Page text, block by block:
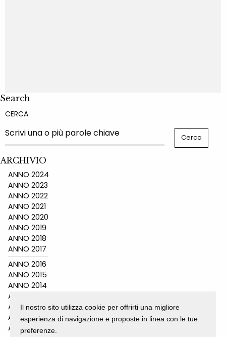
Search
CERCA
ARCHIVIO
ANNO 2024
ANNO 2023
ANNO 2022
ANNO 2021
ANNO 2020
ANNO 2019
ANNO 2018
ANNO 2017
ANNO 2016
ANNO 2015
ANNO 2014
ANNO 2011
ANNO 2010
ANNO 2009
ANNO 2008
Il nostro sito utilizza cookie per offrirti una migliore
esperienza di navigazione e proposte in linea con le tue
preferenze.